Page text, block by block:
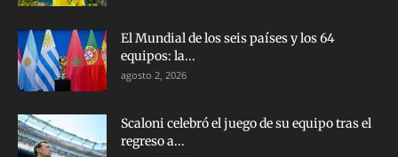
El Mundial de los seis países y los 64
equipos: la...
agosto 2, 2026
Scaloni celebró el juego de su equipo tras el
regreso a...